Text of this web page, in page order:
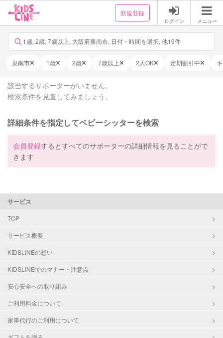
新規登録
ログイン メニュー
1歳, 2歳, 7歳以上, 大阪府泉南市, 日付・時間を選択, 他19件
泉南市 1歳 2歳 7歳以上 2人OK 定期割引中
該当するサポーターがいません。
検索条件を見直してみましょう。
詳細条件を指定してベビーシッターを検索
会員登録するとすべてのサポーターの詳細情報を見ることがで
きます
サービス
TOP
サービス概要
KIDSLINEの想い
KIDSLINEでのマナー・注意点
安心安全への取り組み
ご利用料金について
家事代行のご利用について